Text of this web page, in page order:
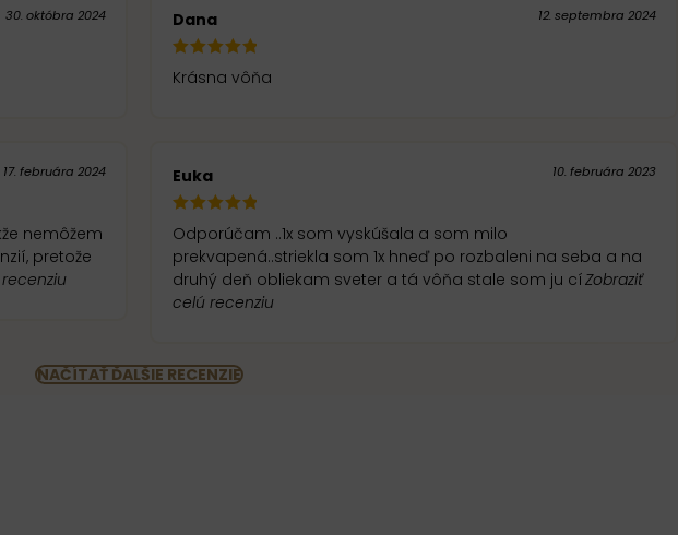
30. októbra 2024 Dana 12. septembra 2024
Krásna vôňa
17. februára 2024
nemôžem
pretože
Euka 10. februára 2023
Odporúčam ..1x som vyskúšala a som milo
prekvapená..striekla som 1x hneď po rozbaleni na seba a na
druhý deň obliekam sveter a tá vôňa stale som ju cíZobraziť
celú recenziu
NAČÍTAŤ ĎALŠIE RECENZIE